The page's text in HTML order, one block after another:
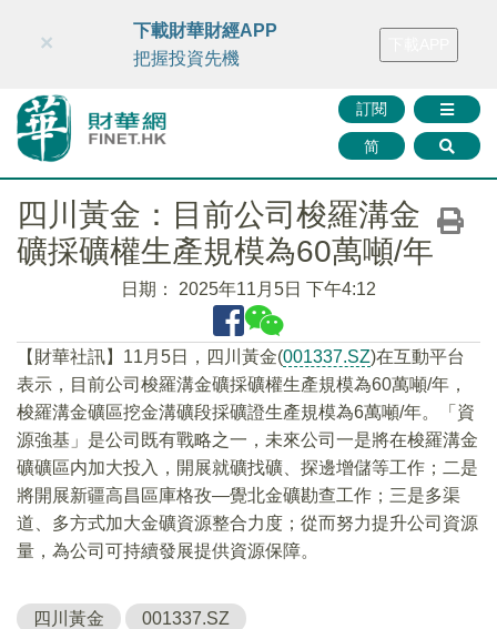
財華智庫網 FINTV FINMETA 財華證券 媒體矩陣
訂閱
简
×
下載財華財經APP
把握投資先機
四川黃金：目前公司梭羅溝金
礦採礦權生產規模為60萬噸/年
日期： 2025年11月5日 下午4:12
【財華社訊】11月5日，四川黃金(001337.SZ)在互動平台
表示，目前公司梭羅溝金礦採礦權生產規模為60萬噸/年，
梭羅溝金礦區挖金溝礦段採礦證生產規模為6萬噸/年。「資
源強基」是公司既有戰略之一，未來公司一是將在梭羅溝金
礦礦區内加大投入，開展就礦找礦、探邊增儲等工作；二是
將開展新疆高昌區庫格孜—覺北金礦勘查工作；三是多渠
道、多方式加大金礦資源整合力度；從而努力提升公司資源
量，為公司可持續發展提供資源保障。
四川黃金 001337.SZ